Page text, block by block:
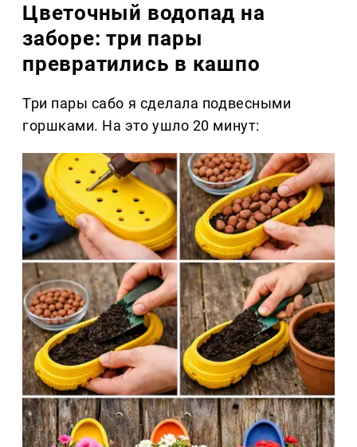
Цветочный водопад на
заборе: три пары
превратились в кашпо
Три пары сабо я сделала подвесными
горшками. На это ушло 20 минут: